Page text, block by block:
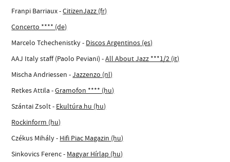
Franpi Barriaux -CitizenJazz (fr)
Concerto **** (de)
Marcelo Tchechenistky - Discos Argentinos (es)
AAJ Italy staff (Paolo Peviani) -All About Jazz ***1/2 (it)
Mischa Andriessen -Jazzenzo (nl)
Retkes Attila -Gramofon **** (hu)
Szántai Zsolt - Ekultúra.hu (hu)
Rockinform (hu)
Czékus Mihály - Hifi Piac Magazin (hu)
Sinkovics Ferenc - Magyar Hírlap (hu)